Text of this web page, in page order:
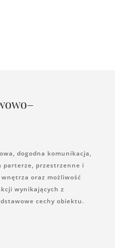
dogodna komunikacja,
parterze, przestrzenne i
oraz możliwość
wynikających z
cechy obiektu.